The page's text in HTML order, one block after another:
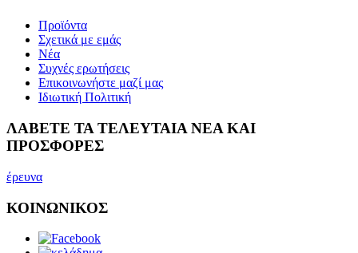
Προϊόντα
Σχετικά με εμάς
Νέα
Συχνές ερωτήσεις
Επικοινωνήστε μαζί μας
Ιδιωτική Πολιτική
ΛΑΒΕΤΕ ΤΑ ΤΕΛΕΥΤΑΙΑ ΝΕΑ ΚΑΙ
ΠΡΟΣΦΟΡΕΣ
έρευνα
ΚΟΙΝΩΝΙΚΟΣ